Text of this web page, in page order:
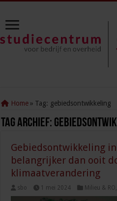
Home » Tag: gebiedsontwikkeling
Tag Archief:
Gebiedsontwikkeling
belangrijker dan ooit
klimaatverandering
sbo 1 mei 2024 Milieu & RO,